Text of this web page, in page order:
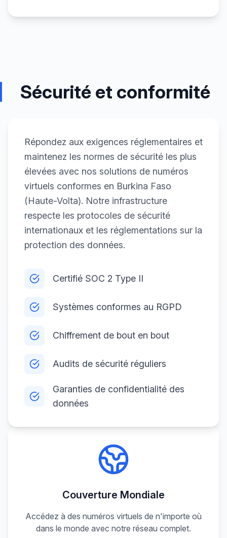
Sécurité et conformité
Répondez aux exigences réglementaires et
maintenez les normes de sécurité les plus
élevées avec nos solutions de numéros
virtuels conformes en Burkina Faso
(Haute-Volta). Notre infrastructure
respecte les protocoles de sécurité
internationaux et les réglementations sur la
protection des données.
Certifié SOC 2 Type II
Systèmes conformes au RGPD
Chiffrement de bout en bout
Audits de sécurité réguliers
Garanties de confidentialité des
données
Couverture Mondiale
Accédez à des numéros virtuels de n'importe où
dans le monde avec notre réseau complet.